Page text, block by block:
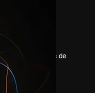
Tendências de